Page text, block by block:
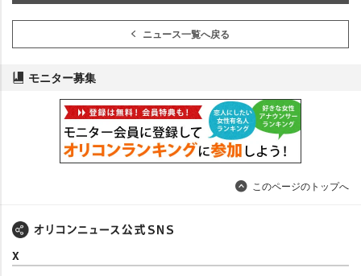
ニュース一覧へ戻る
モニター募集
このページのトップへ
X